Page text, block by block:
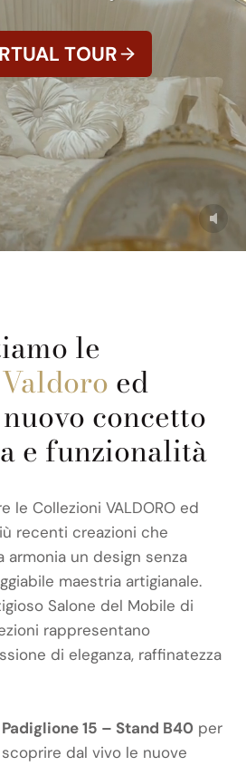
TOUR
le
Valdoro ed
concetto
e funzionalità
le Collezioni VALDORO ed
recenti creazioni che
un design senza
maestria artigianale.
Salone del Mobile di
rappresentano
di eleganza, raffinatezza
Padiglione 15 – Stand B40 per
dal vivo le nuove